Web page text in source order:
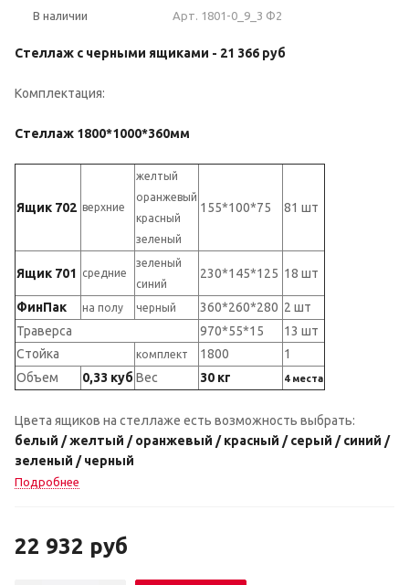
В наличии Арт. 1801-0_9_3 Ф2
Стеллаж с черными ящиками - 21 366 руб
Комплектация:
Стеллаж 1800*1000*360мм
Ящик 702 верхние
желтый
оранжевый
красный
зеленый
155*100*75 81 шт
Ящик 701 средние
зеленый
синий
230*145*125 18 шт
ФинПак на полу черный 360*260*280 2 шт
Траверса
970*55*15
13 шт
Стойка
комплект 1800
1
Объем
0,33 куб Вес 30 кг 4 места
Цвета ящиков на стеллаже есть возможность выбрать:
белый / желтый / оранжевый / красный / серый / синий /
зеленый / черный
Подробнее
22 932 руб